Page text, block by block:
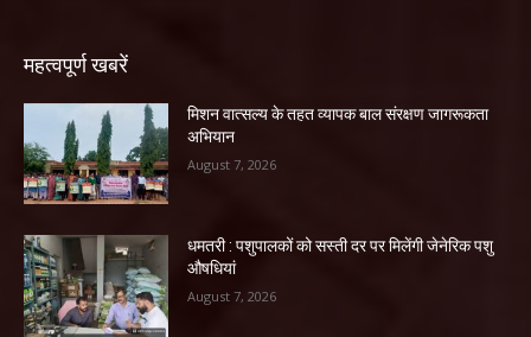
महत्वपूर्ण खबरें
मिशन वात्सल्य के तहत व्यापक बाल संरक्षण जागरूकता
अभियान
August 7, 2026
धमतरी : पशुपालकों को सस्ती दर पर मिलेंगी जेनेरिक पशु
औषधियां
August 7, 2026